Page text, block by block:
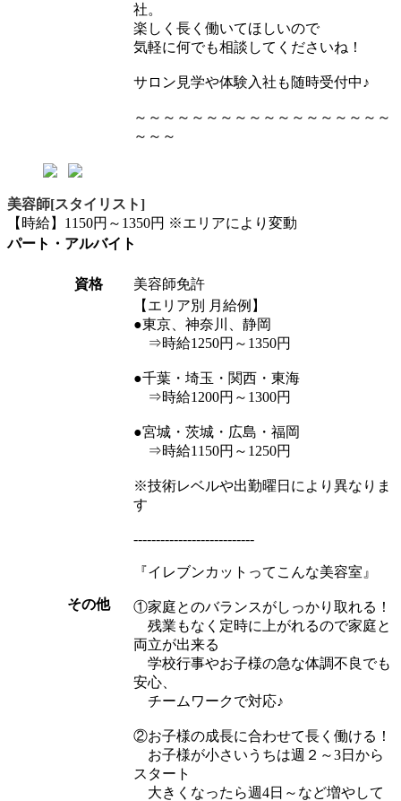
社。
楽しく長く働いてほしいので
気軽に何でも相談してくださいね！
サロン見学や体験入社も随時受付中♪
～～～～～～～～～～～～～～～～～～
～～～
美容師[スタイリスト]
【時給】1150円～1350円 ※エリアにより変動
パート・アルバイト
資格 美容師免許
その他
【エリア別 月給例】
●東京、神奈川、静岡
⇒時給1250円～1350円
●千葉・埼玉・関西・東海
⇒時給1200円～1300円
●宮城・茨城・広島・福岡
⇒時給1150円～1250円
※技術レベルや出勤曜日により異なりま
す
---------------------------
『イレブンカットってこんな美容室』
①家庭とのバランスがしっかり取れる！
残業もなく定時に上がれるので家庭と
両立が出来る
学校行事やお子様の急な体調不良でも
安心、
チームワークで対応♪
②お子様の成長に合わせて長く働ける！
お子様が小さいうちは週２～3日から
スタート
大きくなったら週4日～など増やして